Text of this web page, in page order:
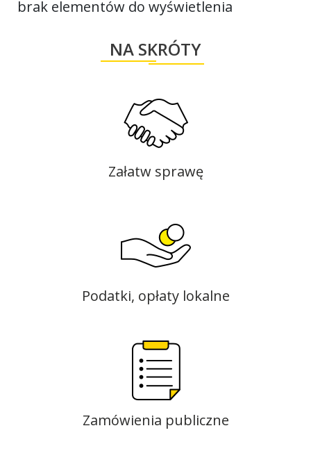
brak elementów do wyświetlenia
NA SKRÓTY
Załatw sprawę
Podatki, opłaty lokalne
Zamówienia publiczne